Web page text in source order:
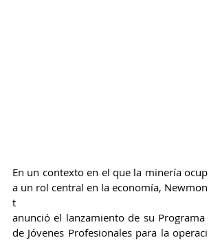
En un contexto en el que la minería ocup
a un rol central en la economía, Newmon
t
anunció el lanzamiento de su Programa
de Jóvenes Profesionales para la operaci